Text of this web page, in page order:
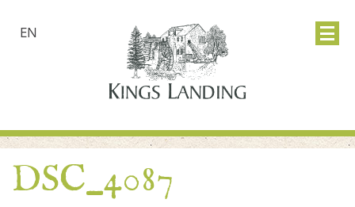
EN
DSC_4087